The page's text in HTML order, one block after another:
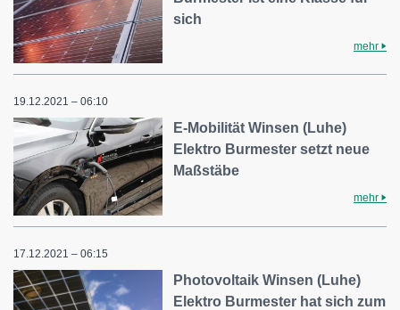
sich
mehr
19.12.2021 – 06:10
E-Mobilität Winsen (Luhe)
Elektro Burmester setzt neue
Maßstäbe
mehr
17.12.2021 – 06:15
Photovoltaik Winsen (Luhe)
Elektro Burmester hat sich zum